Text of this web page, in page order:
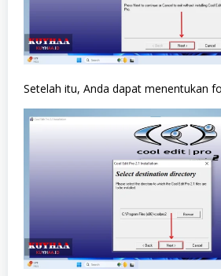
Setelah itu, Anda dapat menentukan